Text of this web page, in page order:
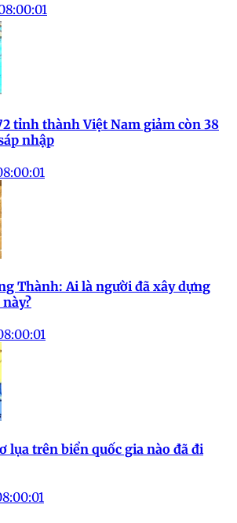
tỉnh thành Việt Nam giảm còn 38
nhập
Thành: Ai là người đã xây dựng
lụa trên biển quốc gia nào đã đi